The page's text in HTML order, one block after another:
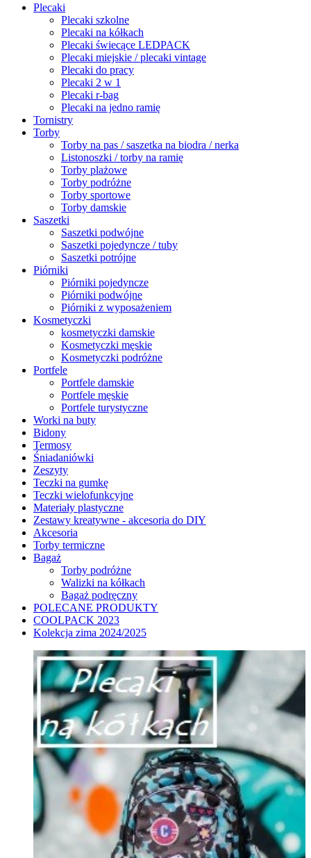
Plecaki
Plecaki szkolne
Plecaki na kółkach
Plecaki świecące LEDPACK
Plecaki miejskie / plecaki vintage
Plecaki do pracy
Plecaki 2 w 1
Plecaki r-bag
Plecaki na jedno ramię
Tornistry
Torby
Torby na pas / saszetka na biodra / nerka
Listonoszki / torby na ramię
Torby plażowe
Torby podróżne
Torby sportowe
Torby damskie
Saszetki
Saszetki podwójne
Saszetki pojedyncze / tuby
Saszetki potrójne
Piórniki
Piórniki pojedyncze
Piórniki podwójne
Piórniki z wyposażeniem
Kosmetyczki
kosmetyczki damskie
Kosmetyczki męskie
Kosmetyczki podróżne
Portfele
Portfele damskie
Portfele męskie
Portfele turystyczne
Worki na buty
Bidony
Termosy
Śniadaniówki
Zeszyty
Teczki na gumkę
Teczki wielofunkcyjne
Materiały plastyczne
Zestawy kreatywne - akcesoria do DIY
Akcesoria
Torby termiczne
Bagaż
Torby podróżne
Walizki na kółkach
Bagaż podręczny
POLECANE PRODUKTY
COOLPACK 2023
Kolekcja zima 2024/2025